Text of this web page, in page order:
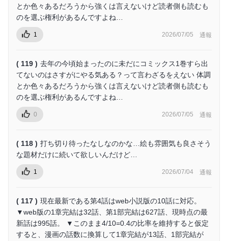
とか色々あるだろうから強くは言えないけど読者側も読むも
のを選ぶ権利があるんですよね…
1 2026/07/05 通報
( 119 ) 去年の今頃始まったのに未だにコミックス1巻すら出
てないのはさすがにやる気ある？って言わざるをえない 体調
とか色々あるだろうから強くは言えないけど読者側も読むも
のを選ぶ権利があるんですよね…
0 2026/07/05 通報
( 118 ) 打ち切り待ったなしなのかな…絵も雰囲気も良さそう
な題材だけに続いて欲しいんだけど…
1 2026/07/04 通報
( 117 ) 現在最新である第4話はweb小説版の10話に対応。
▼web版の1章完結は32話、第1部完結は627話、現時点の最
新話は995話。 ▼このまま4/10=0.4の比率を維持すると仮定
すると、漫画の話数に換算して1章完結が13話、1部完結が